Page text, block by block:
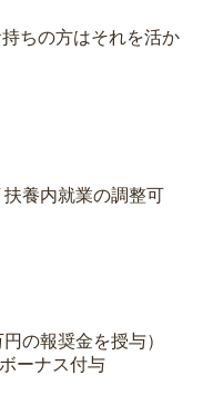
ちの方はそれを活か
養内就業の調整可
の報奨金を授与）
ーナス付与